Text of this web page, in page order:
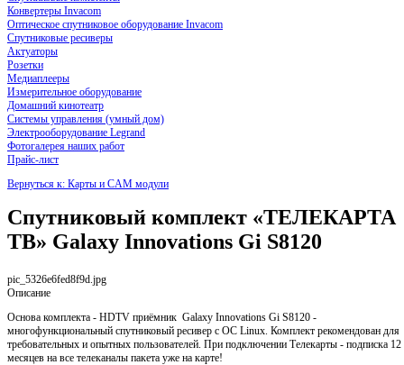
Конвертеры Invacom
Оптическое спутниковое оборудование Invacom
Спутниковые ресиверы
Актуаторы
Розетки
Медиаплееры
Измерительное оборудование
Домашний кинотеатр
Системы управления (умный дом)
Электрооборудование Legrand
Фотогалерея наших работ
Прайс-лист
Вернуться к: Карты и CAM модули
Спутниковый комплект «ТЕЛЕКАРТА
ТВ» Galaxy Innovations Gi S8120
pic_5326e6fed8f9d.jpg
Описание
Основа комплекта - HDTV приёмник Galaxy Innovations Gi S8120 -
многофункциональный спутниковый ресивер с ОС Linux. Комплект рекомендован для
требовательных и опытных пользователей. При подключении Телекарты - подписка 12
месяцев на все телеканалы пакета уже на карте!